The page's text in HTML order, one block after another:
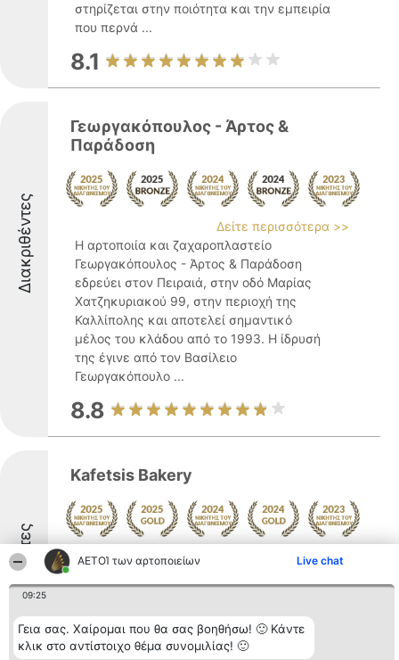
ΑΕΤΟΊ των αρτοποιείων Live chat
09:25
Γεια σας. Χαίρομαι που θα σας βοηθήσω! 🙂 Κάντε
κλικ στο αντίστοιχο θέμα συνομιλίας! 🙂
στηρίζεται στην ποιότητα και την εμπειρία
που περνά ...
8.1
Διακριθέντες
Γεωργακόπουλος - Άρτος &
Παράδοση
Δείτε περισσότερα >>
Η αρτοποιία και ζαχαροπλαστείο
Γεωργακόπουλος - Άρτος & Παράδοση
εδρεύει στον Πειραιά, στην οδό Μαρίας
Χατζηκυριακού 99, στην περιοχή της
Καλλίπολης και αποτελεί σημαντικό
μέλος του κλάδου από το 1993. Η ίδρυσή
της έγινε από τον Βασίλειο
Γεωργακόπουλο ...
8.8
Διακριθέντες
Kafetsis Bakery
Δείτε περισσότερα >>
παράδοση της αρτοποιίας συνεχίζεται στη
σύγχρονη εποχή από τους αδελφούς